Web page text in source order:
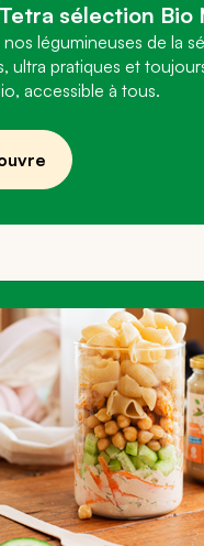
sélection Bio
légumineuses de la
ultra pratiques et
accessible à tous.